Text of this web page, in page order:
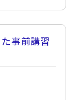
事前講習